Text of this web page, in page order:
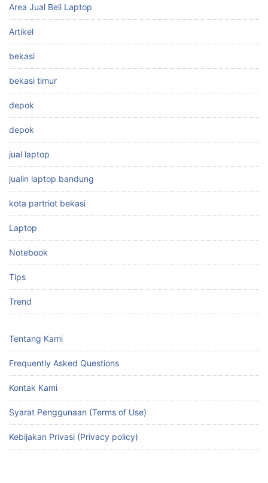
Area Jual Beli Laptop
Artikel
bekasi
bekasi timur
depok
depok
jual laptop
jualin laptop bandung
kota partriot bekasi
Laptop
Notebook
Tips
Trend
Tentang Kami
Frequently Asked Questions
Kontak Kami
Syarat Penggunaan (Terms of Use)
Kebijakan Privasi (Privacy policy)